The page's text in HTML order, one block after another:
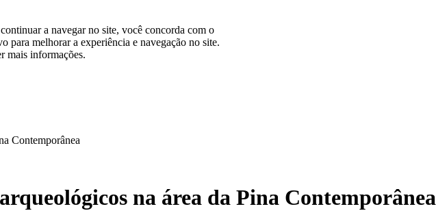
a navegar no site, você concorda com o
para melhorar a experiência e navegação no site.
mais informações.
Contemporânea
na área da Pina Contemporânea